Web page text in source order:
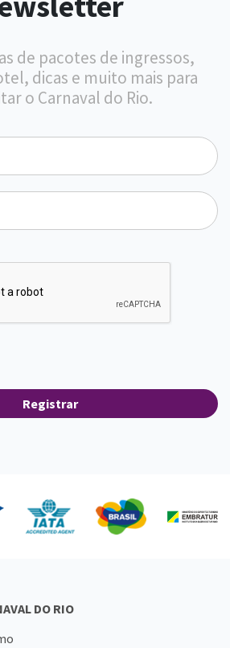
de pacotes de ingressos,
dicas e muito mais para
o Carnaval do Rio.
Registrar
DO RIO